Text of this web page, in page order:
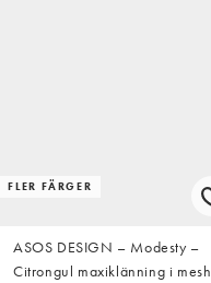
FLER FÄRGER
ASOS DESIGN – Modesty –
Citrongul maxiklänning i mesh